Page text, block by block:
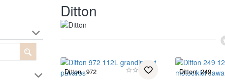
Ditton
Ditton 972 Ditton 249